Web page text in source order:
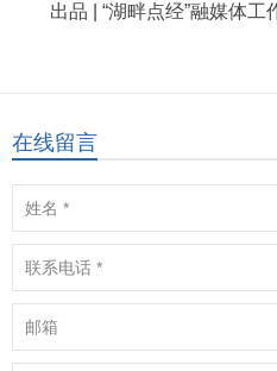
出品 | “湖畔点经”融媒体工
在线留言